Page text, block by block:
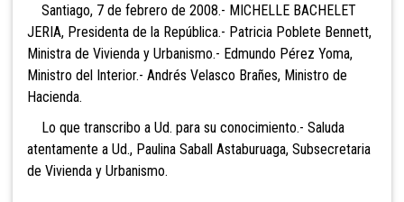
Santiago, 7 de febrero de 2008.- MICHELLE BACHELET
JERIA, Presidenta de la República.- Patricia Poblete Bennett,
Ministra de Vivienda y Urbanismo.- Edmundo Pérez Yoma,
Ministro del Interior.- Andrés Velasco Brañes, Ministro de
Hacienda.
Lo que transcribo a Ud. para su conocimiento.- Saluda
atentamente a Ud., Paulina Saball Astaburuaga, Subsecretaria
de Vivienda y Urbanismo.